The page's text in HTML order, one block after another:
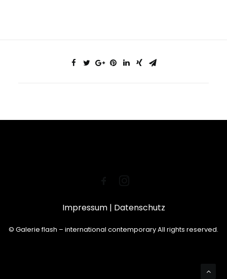
Impressum | Datenschutz
© Galerie flash – international contemporary All rights reserved.